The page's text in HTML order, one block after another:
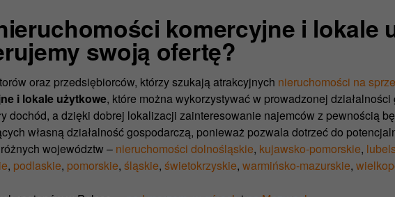
komercyjne i lokale
swoją ofertę?
oraz przedsiębiorców, którzy szukają atrakcyjnych nieruchomości na sprze
i lokale użytkowe, które można wykorzystywać w prowadzonej
dochód, a dzięki dobrej lokalizacji zainteresowanie najemców z pewnością
własną działalność gospodarczą, ponieważ pozwala dotrzeć do
województw – nieruchomości dolnośląskie, kujawsko-pomorskie,
, podlaskie, pomorskie, śląskie, świetokrzyskie, warmińsko-mazurskie,